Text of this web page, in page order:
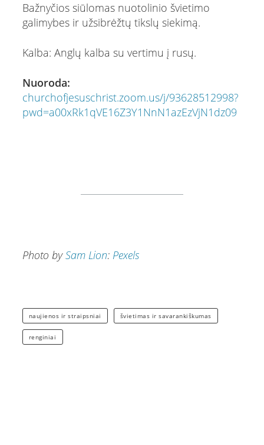
Bažnyčios siūlomas nuotolinio švietimo
galimybes ir užsibrėžtų tikslų siekimą.
Kalba: Anglų kalba su vertimu į rusų.
Nuoroda:
churchofjesuschrist.zoom.us/j/93628512998?
pwd=a00xRk1qVE16Z3Y1NnN1azEzVjN1dz09
Photo bySam Lion: Pexels
naujienos ir straipsniai švietimas ir savarankiškumas
renginiai